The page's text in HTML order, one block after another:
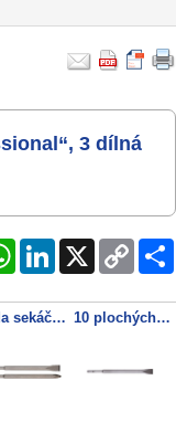
3 dílná
WhatsAppLinkedInX
Copy
Link
Sada sekáčů SDS-plus, SP, 2dílná 10 plochých sekáčů SDS-plus „professional“ 250 x 20 mm